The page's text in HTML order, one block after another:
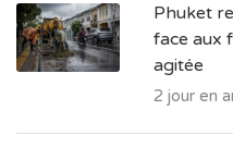
Phuket
face aux
agitée
2 jour en